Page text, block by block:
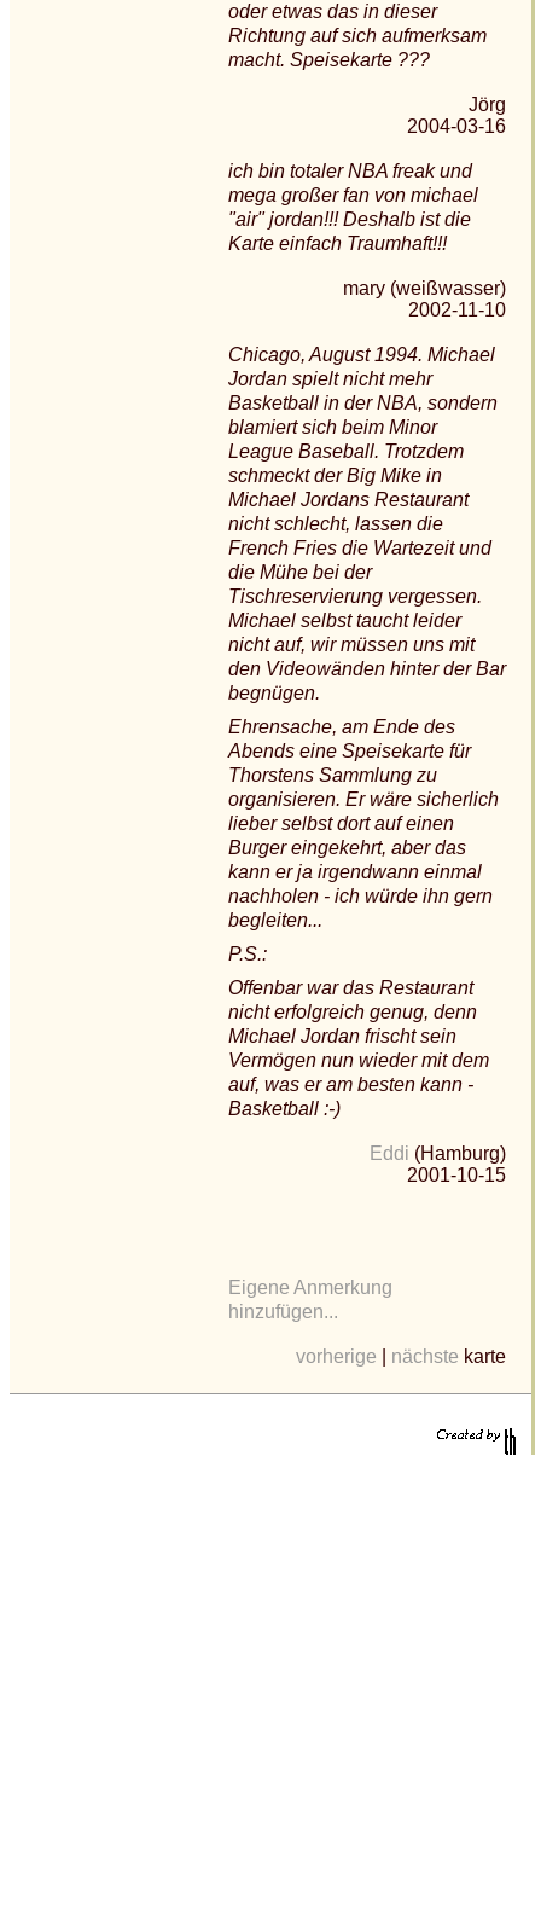
oder etwas das in dieser
Richtung auf sich aufmerksam
macht. Speisekarte ???
Jörg
2004-03-16
ich bin totaler NBA freak und
mega großer fan von michael
"air" jordan!!! Deshalb ist die
Karte einfach Traumhaft!!!
mary (weißwasser)
2002-11-10
Chicago, August 1994. Michael
Jordan spielt nicht mehr
Basketball in der NBA, sondern
blamiert sich beim Minor
League Baseball. Trotzdem
schmeckt der Big Mike in
Michael Jordans Restaurant
nicht schlecht, lassen die
French Fries die Wartezeit und
die Mühe bei der
Tischreservierung vergessen.
Michael selbst taucht leider
nicht auf, wir müssen uns mit
den Videowänden hinter der Bar
begnügen.
Ehrensache, am Ende des
Abends eine Speisekarte für
Thorstens Sammlung zu
organisieren. Er wäre sicherlich
lieber selbst dort auf einen
Burger eingekehrt, aber das
kann er ja irgendwann einmal
nachholen - ich würde ihn gern
begleiten...
P.S.:
Offenbar war das Restaurant
nicht erfolgreich genug, denn
Michael Jordan frischt sein
Vermögen nun wieder mit dem
auf, was er am besten kann -
Basketball :-)
Eddi (Hamburg)
2001-10-15
Eigene Anmerkung
hinzufügen...
vorherige nächste karte